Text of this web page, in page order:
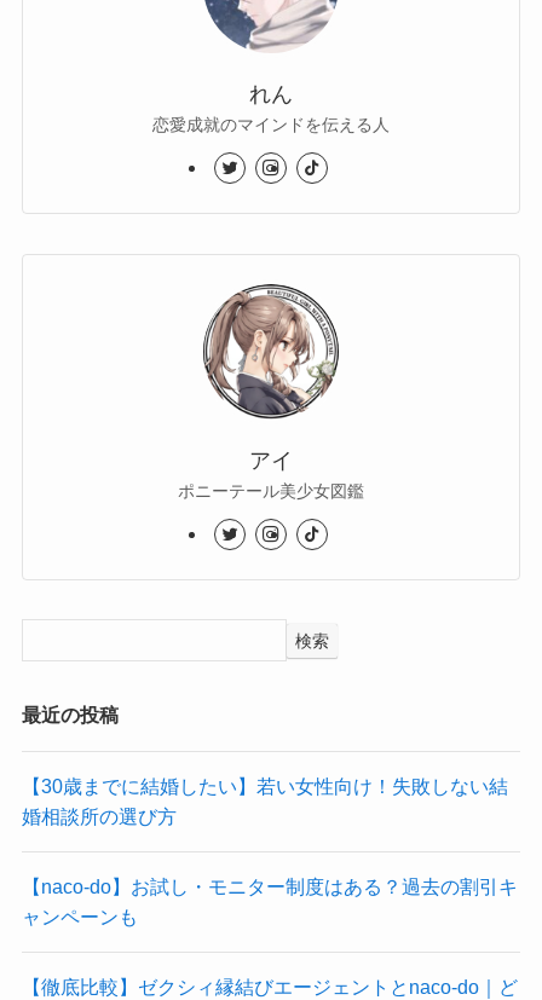
れん
恋愛成就のマインドを伝える人
アイ
ポニーテール美少女図鑑
検索
最近の投稿
【30歳までに結婚したい】若い女性向け！失敗しない結
婚相談所の選び方
【naco-do】お試し・モニター制度はある？過去の割引キ
ャンペーンも
【徹底比較】ゼクシィ縁結びエージェントとnaco-do｜ど